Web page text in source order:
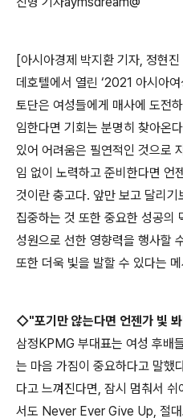
[아시아경제 박지환 기자, 정현
데호텔에서 열린 ‘2021 아시아
토단은 여성들에게 매사에 도전
임한다면 기회는 분명히 찾아온
있어 어려움은 필연적인 것으로
임 없이 노력하고 준비한다면 언
것이란 충고다. 앞만 보고 달리기
집중하는 것 또한 중요한 성공의
성원으로 선한 영향력을 행사할
또한 더욱 빛을 발할 수 있다는
◇"포기만 않는다면 언젠가 빛
삼정KPMG 부대표는 여성 후배
는 마음 가짐이 중요하다고 말했
다고 느껴진다면, 잠시 멈춰서
서도 Never Ever Give Up, 절